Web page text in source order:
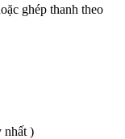
ghép thanh theo
nhất )